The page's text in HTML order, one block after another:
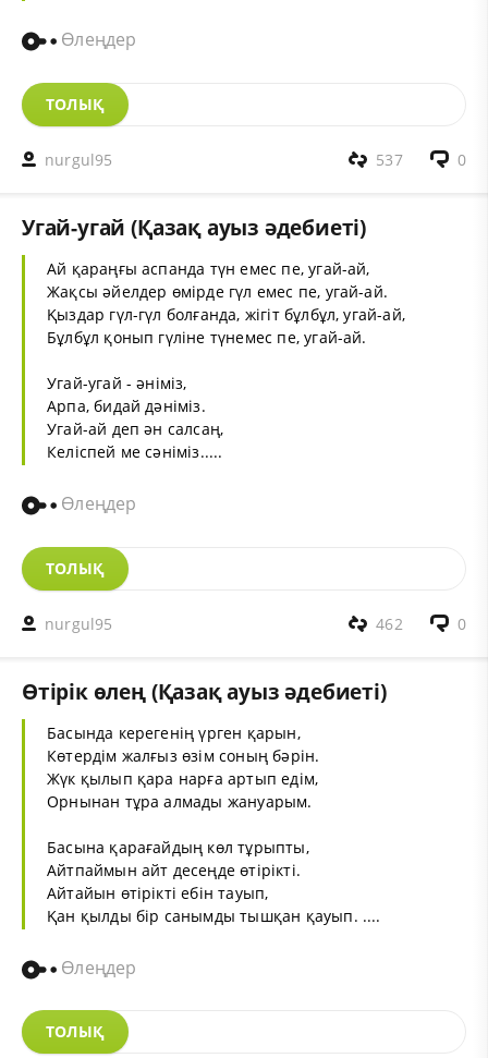
Өлеңдер
ТОЛЫҚ
nurgul95 0
537
Угай-угай (Қазақ ауыз әдебиеті)
Ай қараңғы аспанда түн емес пе, угай-ай,
Жақсы әйелдер өмірде гүл емес пе, угай-ай.
Қыздар гүл-гүл болғанда, жігіт бұлбұл, угай-ай,
Бұлбұл қонып гүліне түнемес пе, угай-ай.
Угай-угай - әніміз,
Арпа, бидай дәніміз.
Угай-ай деп ән салсаң,
Келіспей ме сәніміз.....
Өлеңдер
ТОЛЫҚ
nurgul95 0
462
Өтірік өлең (Қазақ ауыз әдебиеті)
Басында керегенің үрген қарын,
Көтердім жалғыз өзім соның бәрін.
Жүк қылып қара нарға артып едім,
Орнынан тұра алмады жануарым.
Басына қарағайдың көл тұрыпты,
Айтпаймын айт десеңде өтірікті.
Айтайын өтірікті ебін тауып,
Қан қылды бір санымды тышқан қауып. ....
Өлеңдер
ТОЛЫҚ